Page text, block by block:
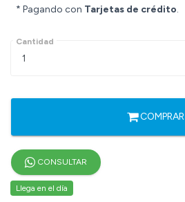
* Pagando con Tarjetas de crédito.
Cantidad
COMPRAR
CONSULTAR
Llega en el día